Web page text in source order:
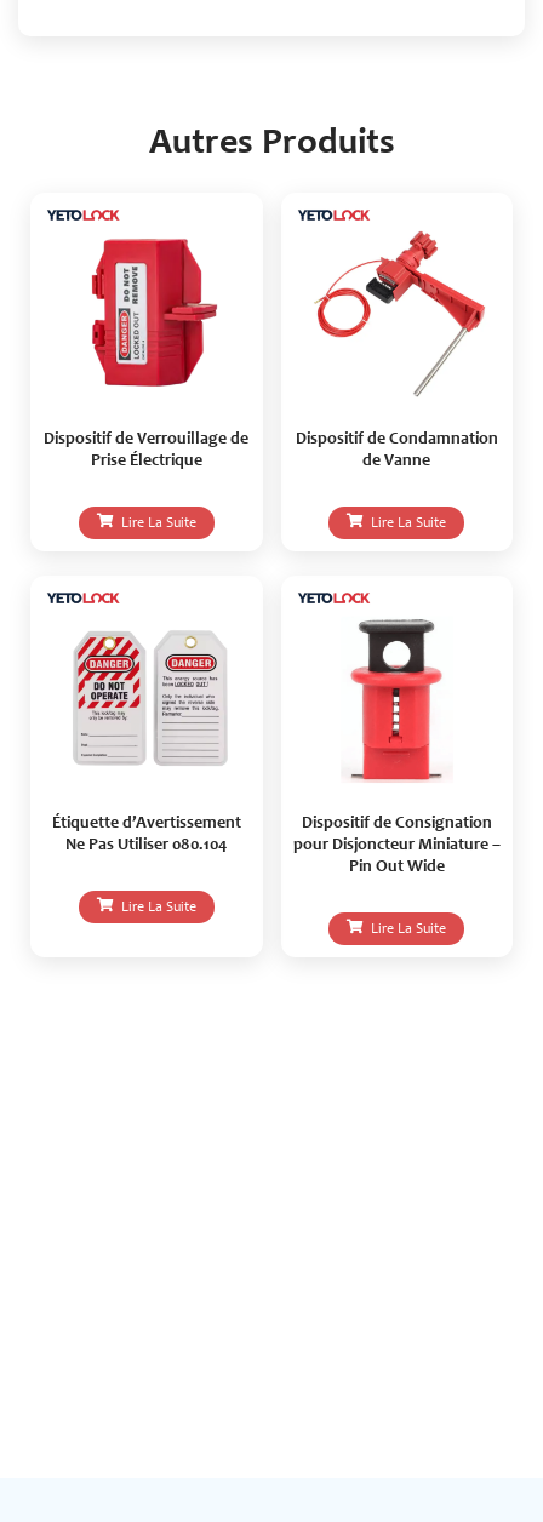
Autres Produits
Dispositif de Verrouillage de
Prise Électrique
Lire La Suite
Dispositif de Condamnation
de Vanne
Lire La Suite
Étiquette d’Avertissement
Ne Pas Utiliser 080.104
Lire La Suite
Dispositif de Consignation
pour Disjoncteur Miniature –
Pin Out Wide
Lire La Suite